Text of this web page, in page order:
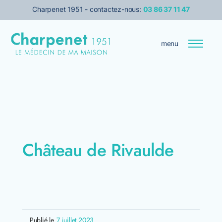
Charpenet 1951 - contactez-nous: 03 86 37 11 47
Transition énergétique
menu
Château de Rivaulde